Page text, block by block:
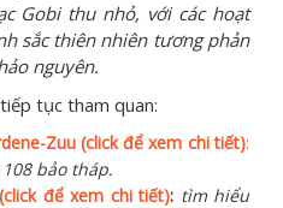
Gobi thu nhỏ, với các hoạt
sắc thiên nhiên tương phản
nguyên.
tục tham quan:
Zuu (click để xem chi tiết):
bảo tháp.
để xem chi tiết): tìm hiểu